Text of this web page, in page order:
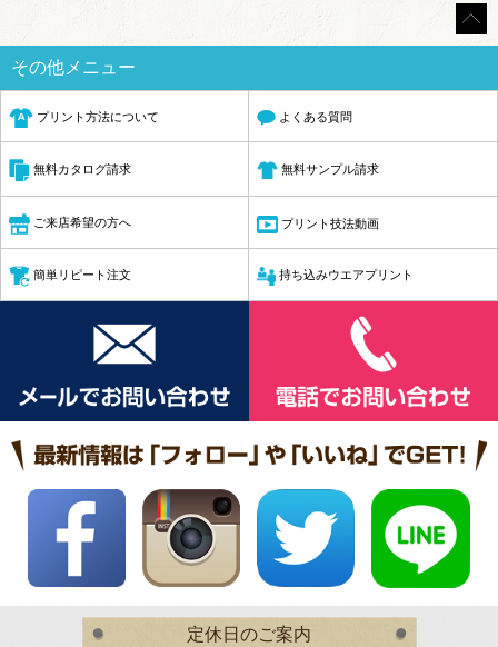
その他メニュー
プリント方法について よくある質問
無料カタログ請求 無料サンプル請求
ご来店希望の方へ プリント技法動画
簡単リピート注文 持ち込みウエアプリント
定休日のご案内